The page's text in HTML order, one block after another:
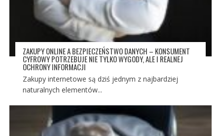
ZAKUPY ONLINE A BEZPIECZEŃSTWO DANYCH – KONSUMENT
CYFROWY POTRZEBUJE NIE TYLKO WYGODY, ALE I REALNEJ
OCHRONY INFORMACJI
Zakupy internetowe są dziś jednym z najbardziej
naturalnych elementów...